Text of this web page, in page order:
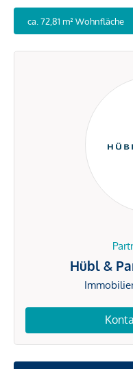
ca. 72,81 m² Wohnfläche
Hübl &